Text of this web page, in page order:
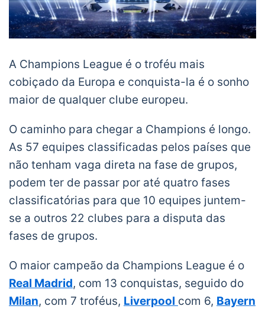
A Champions League é o troféu mais
cobiçado da Europa e conquista-la é o sonho
maior de qualquer clube europeu.
O caminho para chegar a Champions é longo.
As 57 equipes classificadas pelos países que
não tenham vaga direta na fase de grupos,
podem ter de passar por até quatro fases
classificatórias para que 10 equipes juntem-
se a outros 22 clubes para a disputa das
fases de grupos.
O maior campeão da Champions League é o
Real Madrid, com 13 conquistas, seguido do
Milan, com 7 troféus, Liverpool com 6, Bayern